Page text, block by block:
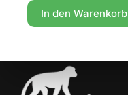
In den Warenkorb